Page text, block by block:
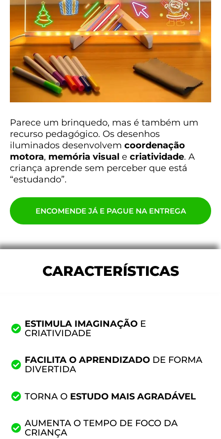
Parece um brinquedo, mas é também um
recurso pedagógico. Os desenhos
iluminados desenvolvem coordenação
motora, memória visual e criatividade. A
criança aprende sem perceber que está
“estudando”.
ENCOMENDE JÁ E PAGUE NA ENTREGA
CARACTERÍSTICAS
ESTIMULA IMAGINAÇÃO E
CRIATIVIDADE
FACILITA O APRENDIZADO DE FORMA
DIVERTIDA
TORNA O ESTUDO MAIS AGRADÁVEL
AUMENTA O TEMPO DE FOCO DA
CRIANÇA